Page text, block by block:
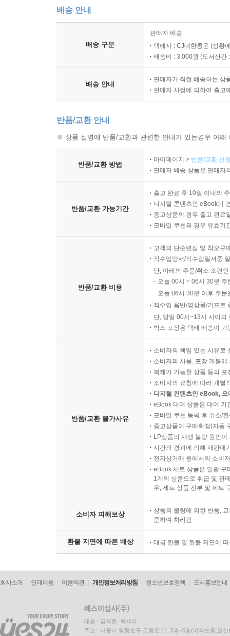
배송 안내
배송 구분
판매자 배송
택배사 : CJ대한통운 (상황
배송비 : 3,000원 (도서산간
배송 안내
판매자가 직접 배송하는 상
판매자 사정에 의하여 출고
반품/교환 안내
※ 상품 설명에 반품/교환과 관련한 안내가 있는경우 아
반품/교환 방법
마이페이지 > 반품/교환 신
판매자 배송 상품은 판매자
반품/교환 가능기간
출고 완료 후 10일 이내의
디지털 콘텐츠인 eBook의
중고상품의 경우 출고 완료
모바일 쿠폰의 경우 유효기
반품/교환 비용
고객의 단순변심 및 착오구
직수입양서/직수입일서중
단, 아래의 주문/취소 조건
오늘 00시 ~ 06시 30분
오늘 06시 30분 이후 주
직수입 음반/영상물/기프트
단, 당일 00시~13시 사이의
박스 포장은 택배 배송이
반품/교환 불가사유
소비자의 책임 있는 사유로
소비자의 사용, 포장 개봉
복제가 가능한 상품 등의
소비자의 요청에 따라 개별
디지털 컨텐츠인 eBook,
eBook 대여 상품은 대여 기
모바일 쿠폰 등록 후 취소/
중고상품이 구매확정(자동
LP상품의 재생 불량 원인
시간의 경과에 의해 재판매
전자상거래 등에서의 소비
eBook 세트 상품은 일괄 구
1개의 상품으로 취급 및 판
우, 세트 상품 전부 및 세트
소비자 피해보상
상품의 불량에 의한 반품,
준하여 처리됨
환불 지연에 따른 배상 대금 환불 및 환불 지연에
회사소개 인재채용 이용약관 개인정보처리방침 청소년보호정책 도서홍보안내
대표 : 김석환, 최세라
주소 : 서울시 영등포구 은행로 11, 5층~6층(여의도동,일신